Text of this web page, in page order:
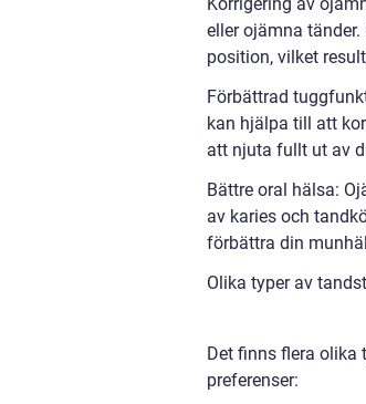
eller ojämna
position, vilket
Förbättrad
kan hjälpa till att
att njuta fullt ut av
Bättre oral hälsa:
av karies och
förbättra din
Olika typer av
Det finns flera olika
preferenser: